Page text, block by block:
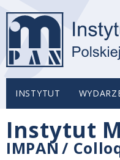
INSTYTUT
Instytut
IMPAN /